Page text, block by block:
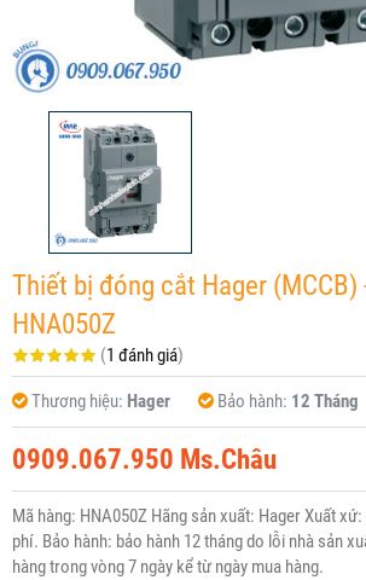
Thiết bị đóng cắt Hager (MCCB)
HNA050Z
(1 đánh giá)
Thương hiệu: Hager Bảo hành: 12 Tháng
0909.067.950 Ms.Châu
Mã hàng: HNA050Z Hãng sản xuất: Hager Xuất
phí. Bảo hành: bảo hành 12 tháng do lỗi nhà sản
hàng trong vòng 7 ngày kể từ ngày mua hàng.